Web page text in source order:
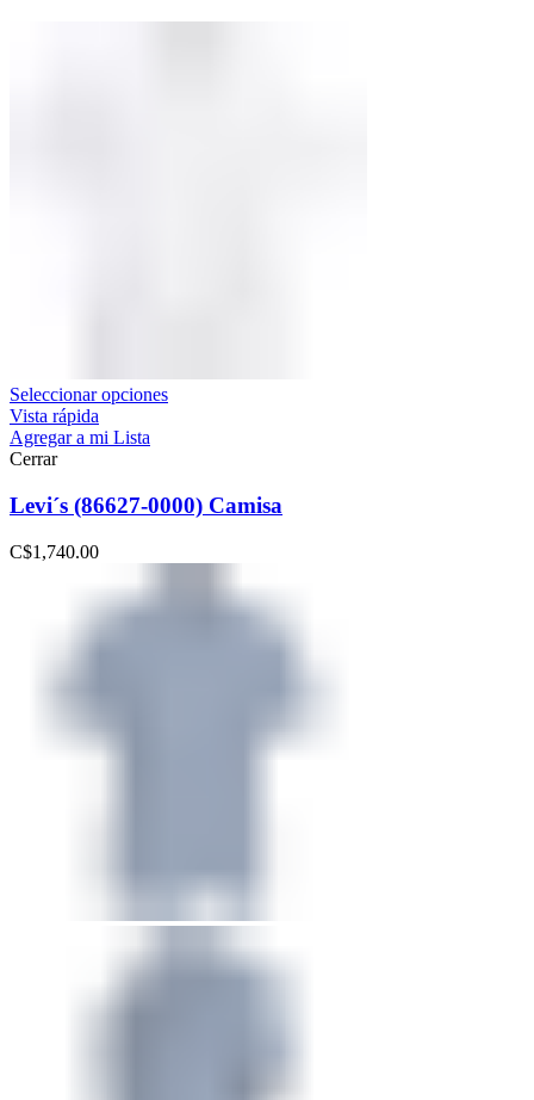
Seleccionar opciones
Vista rápida
Agregar a mi Lista
Cerrar
Levi´s (86627-0000) Camisa
C$1,740.00